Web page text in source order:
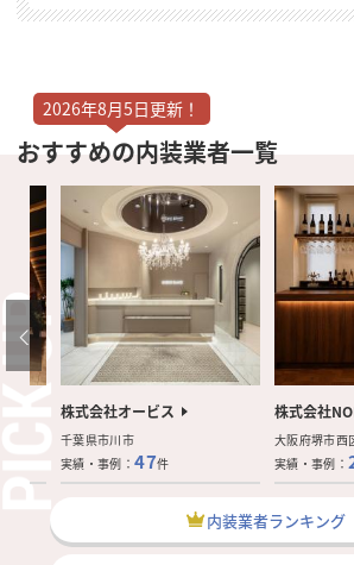
おすすめの内装業者一覧
2026年8月5日更新！
株式会社オービス
千葉県市川市
実績・事例：47件
株式会社
大阪府堺市西
実績・事例：
内装業者ランキング